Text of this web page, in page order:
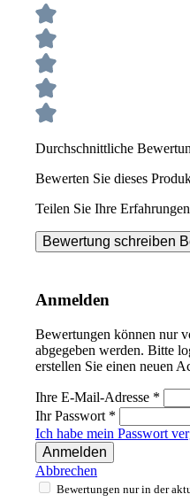
Durchschnittliche
Bewerten Sie dieses
Teilen Sie Ihre
Bewertung schreiben
Anmelden
Bewertungen können nur
abgegeben werden. Bitte
erstellen Sie einen neuen
Ihre E-Mail-Adresse *
Ihr Passwort *
Ich habe mein Passwort
Anmelden
Abbrechen
Bewertungen nur in der